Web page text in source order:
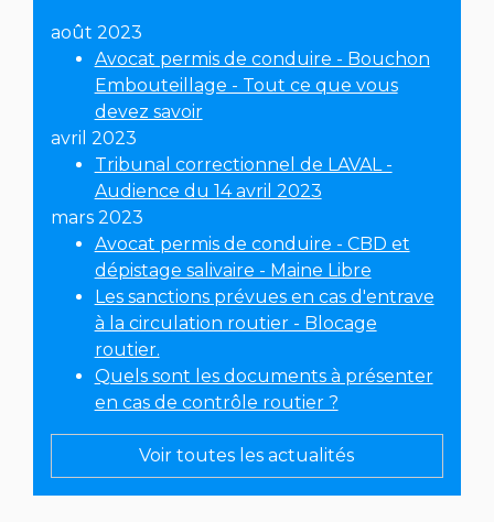
août 2023
Avocat permis de conduire - Bouchon
Embouteillage - Tout ce que vous
devez savoir
avril 2023
Tribunal correctionnel de LAVAL -
Audience du 14 avril 2023
mars 2023
Avocat permis de conduire - CBD et
dépistage salivaire - Maine Libre
Les sanctions prévues en cas d'entrave
à la circulation routier - Blocage
routier.
Quels sont les documents à présenter
en cas de contrôle routier ?
Voir toutes les actualités